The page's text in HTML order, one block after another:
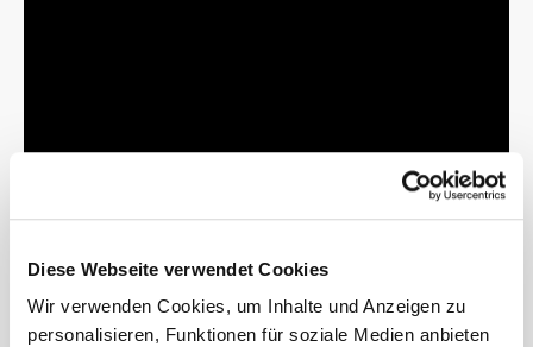
Diese Webseite verwendet Cookies
Wir verwenden Cookies, um Inhalte und Anzeigen zu
personalisieren, Funktionen für soziale Medien anbieten